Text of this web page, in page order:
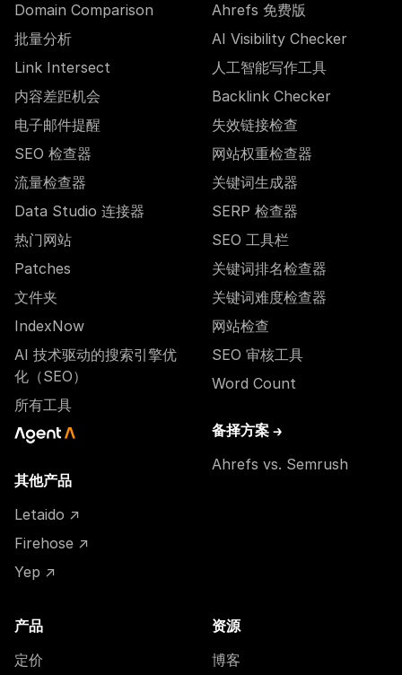
Domain Comparison
批量分析
Link Intersect
内容差距机会
电子邮件提醒
SEO 检查器
流量检查器
Data Studio 连接器
热门网站
Patches
文件夹
IndexNow
AI 技术驱动的搜索引擎优
化（SEO）
所有工具
其他产品
Letaido ↗
Firehose ↗
Yep ↗
Ahrefs 免费版
AI Visibility Checker
人工智能写作工具
Backlink Checker
失效链接检查
网站权重检查器
关键词生成器
SERP 检查器
SEO 工具栏
关键词排名检查器
关键词难度检查器
网站检查
SEO 审核工具
Word Count
备择方案 →
Ahrefs vs. Semrush
产品
定价
资源
博客